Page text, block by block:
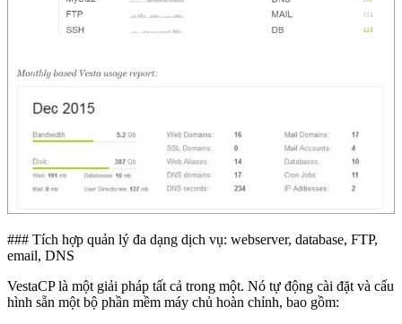
### Tích hợp quản lý đa dạng dịch vụ: webserver, database, FTP,
email, DNS
VestaCP là một giải pháp tất cả trong một. Nó tự động cài đặt và cấu
hình sẵn một bộ phần mềm máy chủ hoàn chỉnh, bao gồm: